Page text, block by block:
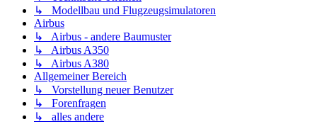
↳ Modellbau und Flugzeugsimulatoren
Airbus
↳ Airbus - andere Baumuster
↳ Airbus A350
↳ Airbus A380
Allgemeiner Bereich
↳ Vorstellung neuer Benutzer
↳ Forenfragen
↳ alles andere